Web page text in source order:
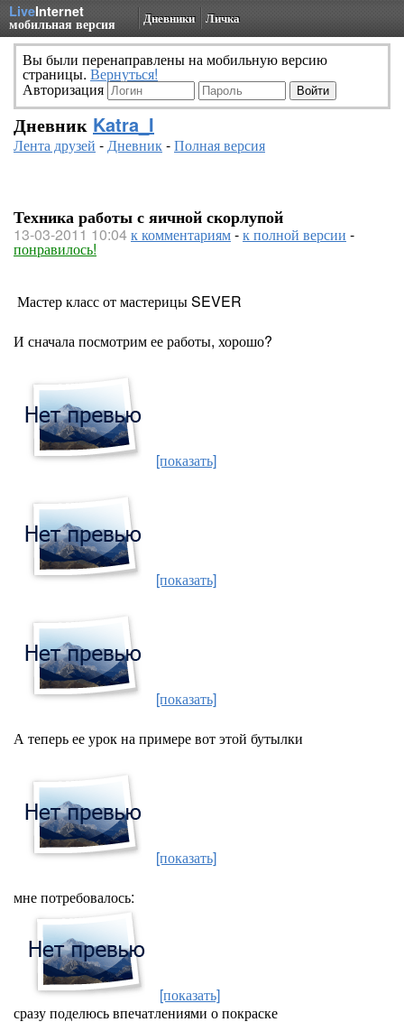
LiveInternet
мобильная версия Дневники Личка
Вы были перенаправлены на мобильную версию
страницы. Вернуться!
Авторизация
Дневник Katra_I
Лента друзей -Дневник-Полная версия
Техника работы с яичной скорлупой
13-03-2011 10:04к комментариям-к полной версии -
понравилось!
Мастер класс от мастерицы SEVER
И сначала посмотрим ее работы, хорошо?
[показать]
[показать]
[показать]
А теперь ее урок на примере вот этой бутылки
[показать]
мне потребовалось:
[показать]
сразу поделюсь впечатлениями о покраске